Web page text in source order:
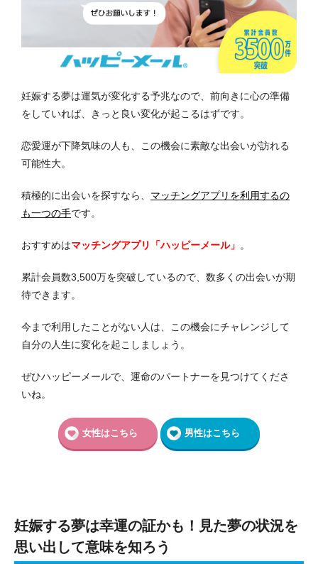
妊娠する夢は運気が変化する予兆なので、前向きに心の準備
をしていれば、きっと良い変化が起こるはずです。
恋愛運が下降気味の人も、この機会に素敵な出会いが訪れる
可能性大。
積極的に出会いを探すなら、 マッチングアプリ を利用するの
も一つの手です。
おすすめはマッチングアプリ「ハッピーメール」 。
累計会員数3,500万を突破しているので、数多くの出会いが期
待できます。
今まで利用したことがない人は、この機会にチャレンジして
自分の人生に変化を起こしましょう。
ぜひハッピーメールで、運命のパートナーを見つけてくださ
いね。
女性はこちら 男性はこちら
妊娠する夢は幸運の証かも！見た夢の状況を
思い出して意味を知ろう